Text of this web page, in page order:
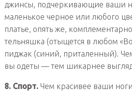
джинсы, подчеркивающие ваши
маленькое черное или любого
платье, опять же,
тельняшка (отыщется в любом
пиджак (синий, приталенный).
вы одеты — тем шикарнее
8. Спорт.Чем красивее ваши